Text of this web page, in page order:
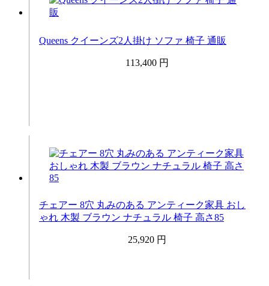
Queens クイーンズ2人掛け ソファ 椅子 通販
113,400 円
チェアー 8穴 丸みのある アンティーク家具 おし
ゃれ 木製 ブラウン ナチュラル 椅子 高さ85
25,920 円